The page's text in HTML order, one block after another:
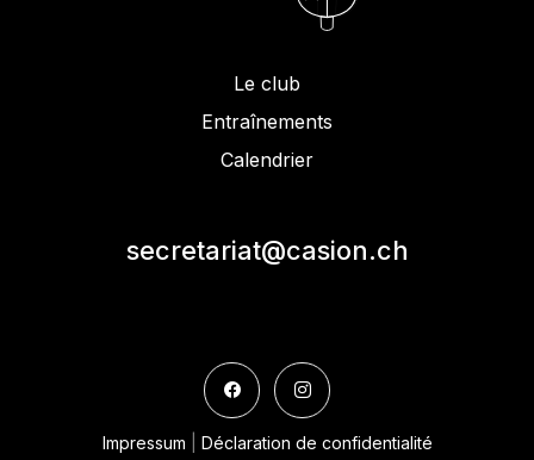
Le club
Entraînements
Calendrier
secretariat@casion.ch
Impressum Déclaration de confidentialité